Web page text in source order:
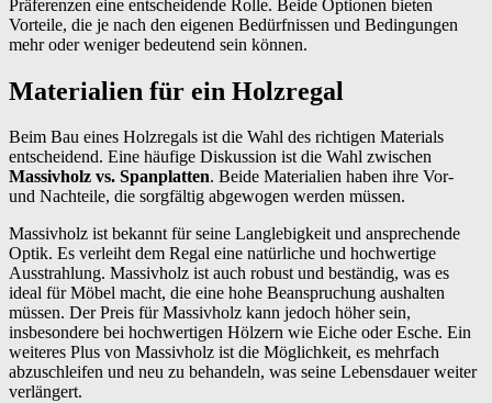
Präferenzen eine entscheidende Rolle. Beide Optionen bieten
Vorteile, die je nach den eigenen Bedürfnissen und Bedingungen
mehr oder weniger bedeutend sein können.
Materialien für ein Holzregal
Beim Bau eines Holzregals ist die Wahl des richtigen Materials
entscheidend. Eine häufige Diskussion ist die Wahl zwischen
Massivholz vs. Spanplatten. Beide Materialien haben ihre Vor-
und Nachteile, die sorgfältig abgewogen werden müssen.
Massivholz ist bekannt für seine Langlebigkeit und ansprechende
Optik. Es verleiht dem Regal eine natürliche und hochwertige
Ausstrahlung. Massivholz ist auch robust und beständig, was es
ideal für Möbel macht, die eine hohe Beanspruchung aushalten
müssen. Der Preis für Massivholz kann jedoch höher sein,
insbesondere bei hochwertigen Hölzern wie Eiche oder Esche. Ein
weiteres Plus von Massivholz ist die Möglichkeit, es mehrfach
abzuschleifen und neu zu behandeln, was seine Lebensdauer weiter
verlängert.